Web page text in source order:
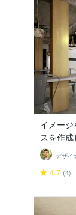
イメー
スを作成
4.7 (4)